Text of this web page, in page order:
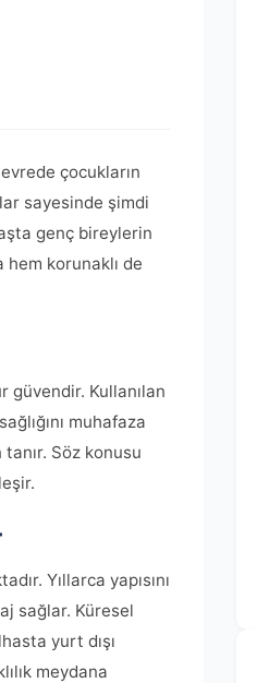
çocukların
sayesinde şimdi
genç bireylerin
korunaklı de
güvendir. Kullanılan
muhafaza
Söz konusu
Yıllarca yapısını
sağlar. Küresel
yurt dışı
meydana